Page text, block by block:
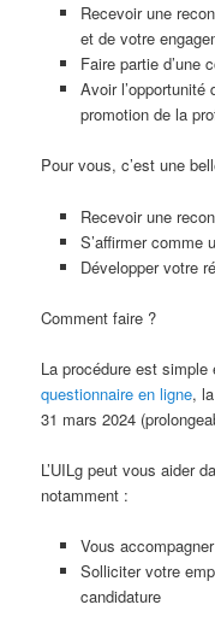
Recevoir une
et de votre
Faire partie d’une
Avoir l’opportunité
promotion de la
Pour vous, c’est une
Recevoir une
S’affirmer comme
Développer votre
Comment faire ?
La procédure est
questionnaire en ligne,
31 mars 2024
L’UILg peut vous aider
notamment :
Vous
Solliciter votre
candidature